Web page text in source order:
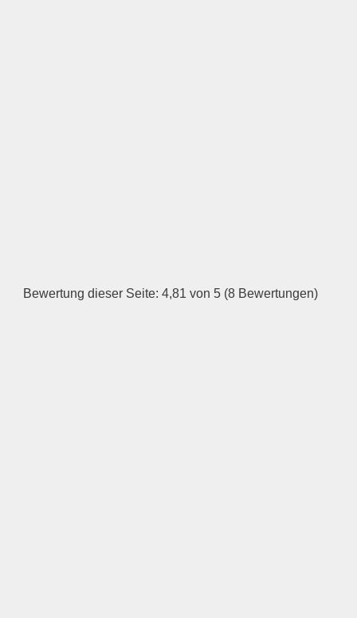
—
Bewertung dieser Seite: 4,81 von 5 (8 Bewertungen)